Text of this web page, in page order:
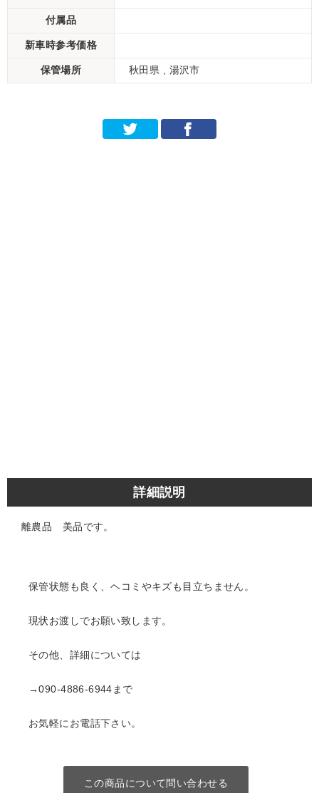
付属品
新車時参考価格
保管場所 秋田県 , 湯沢市
詳細説明
離農品 美品です。
保管状態も良く、ヘコミやキズも目立ちません。
現状お渡しでお願い致します。
その他、詳細については
→090-4886-6944まで
お気軽にお電話下さい。
この商品について問い合わせる